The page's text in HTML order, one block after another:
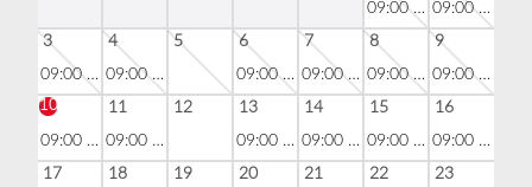
09:00 - 19:00 09:00 - 19:00
3
09:00 - 19:00
4
09:00 - 19:00
5
6
09:00 - 19:00
7
09:00 - 19:00
8
09:00 - 19:00
9
09:00 - 19:00
10
09:00 - 22:00
11
09:00 - 19:00
12
13
09:00 - 19:00
14
09:00 - 19:00
15
09:00 - 19:00
16
09:00 - 19:00
17
18
19
20
21
22
23